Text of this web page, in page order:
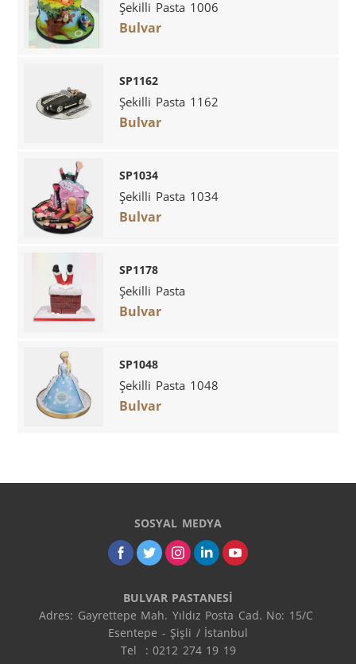
Şekilli Pasta 1006
Bulvar
SP1162
Şekilli Pasta 1162
Bulvar
SP1034
Şekilli Pasta 1034
Bulvar
SP1178
Şekilli Pasta
Bulvar
SP1048
Şekilli Pasta 1048
Bulvar
SOSYAL MEDYA
BULVAR PASTANESİ
Adres: Gayrettepe Mah. Yıldız Posta Cad. No: 15/C
Esentepe - Şişli / İstanbul
Tel  : 0212 274 19 19